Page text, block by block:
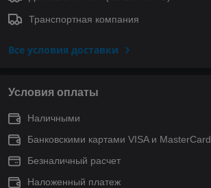
Транспортная компания
Все условия доставки
Условия оплаты
Наличными
Банковскими картами VISA и MasterCard
Безналичный расчет
Наложенный платеж